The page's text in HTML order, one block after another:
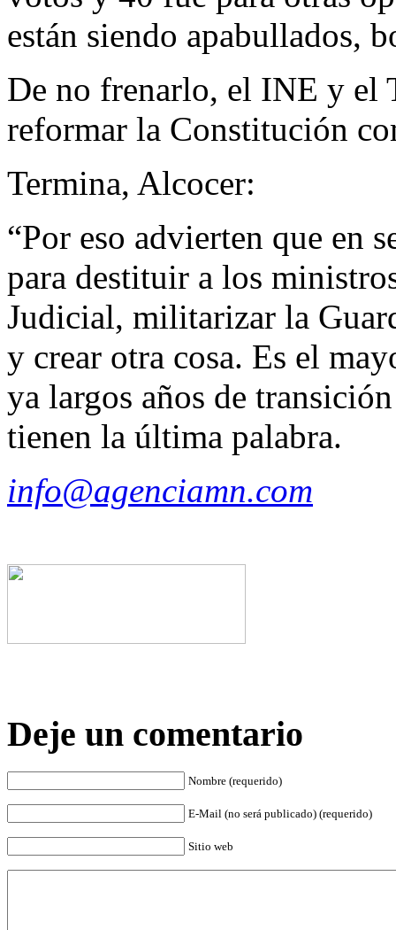
están siendo apabullados,
De no frenarlo, el INE y el
reformar la Constitución
Termina, Alcocer:
“Por eso advierten que en
para destituir a los
Judicial, militarizar la
y crear otra cosa. Es el
ya largos años de
tienen la última palabra.
info@agenciamn.com
Deje un comentario
Nombre (requerido)
E-Mail (no será publicado) (requerido)
Sitio web